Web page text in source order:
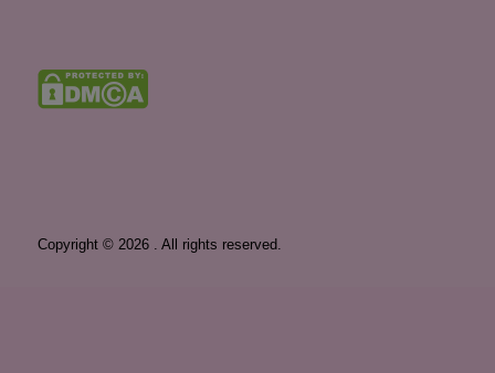
Copyright © 2026 . All rights reserved.